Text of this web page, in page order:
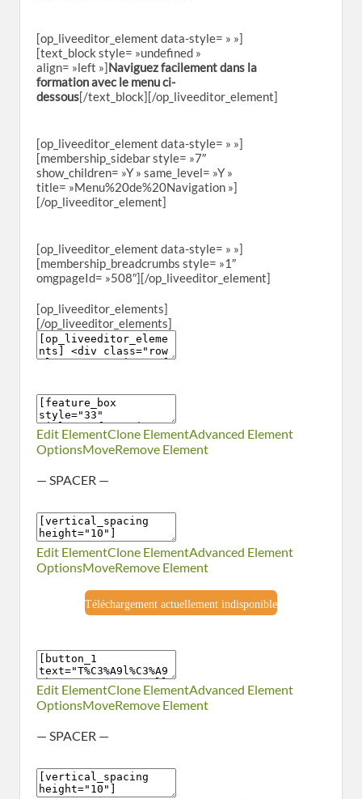
[op_liveeditor_element data-style= » »]
[text_block style= »undefined »
align= »left »]Naviguez facilement dans la
formation avec le menu ci-
dessous[/text_block][/op_liveeditor_element]
[op_liveeditor_element data-style= » »]
[membership_sidebar style= »7″
show_children= »Y » same_level= »Y »
title= »Menu%20de%20Navigation »]
[/op_liveeditor_element]
[op_liveeditor_element data-style= » »]
[membership_breadcrumbs style= »1″
omgpageId= »508″][/op_liveeditor_element]
[op_liveeditor_elements]
[/op_liveeditor_elements]
Edit ElementClone ElementAdvanced Element
OptionsMoveRemove Element
— SPACER —
Edit ElementClone ElementAdvanced Element
OptionsMoveRemove Element
Téléchargement actuellement indisponible
Edit ElementClone ElementAdvanced Element
OptionsMoveRemove Element
— SPACER —